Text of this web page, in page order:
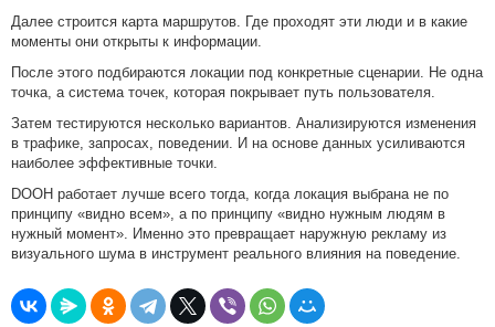
Далее строится карта маршрутов. Где проходят эти люди и в какие
моменты они открыты к информации.
После этого подбираются локации под конкретные сценарии. Не одна
точка, а система точек, которая покрывает путь пользователя.
Затем тестируются несколько вариантов. Анализируются изменения
в трафике, запросах, поведении. И на основе данных усиливаются
наиболее эффективные точки.
DOOH работает лучше всего тогда, когда локация выбрана не по
принципу «видно всем», а по принципу «видно нужным людям в
нужный момент». Именно это превращает наружную рекламу из
визуального шума в инструмент реального влияния на поведение.